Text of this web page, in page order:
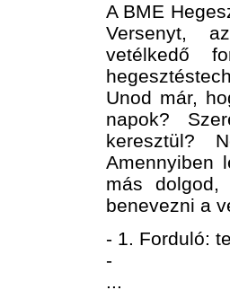
A BME
Versenyt,
vetélkedő
Unod már,
napok?
keresztül?
Amennyiben
más
benevezni a
- 1. Forduló:
-
...